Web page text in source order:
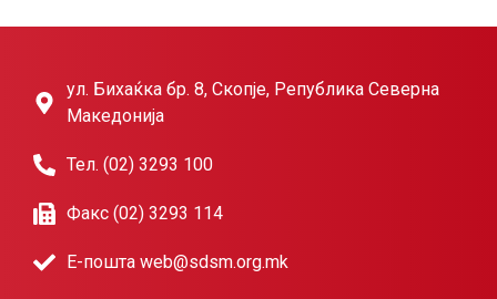
ул. Бихаќка бр. 8, Скопје, Република Северна
Македонија
Тел. (02) 3293 100
Факс (02) 3293 114
Е-пошта web@sdsm.org.mk